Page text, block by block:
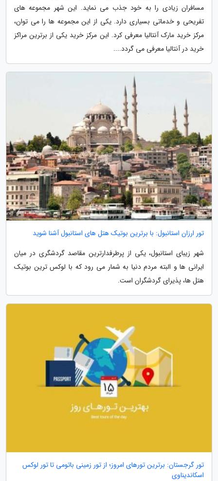
مسافران زیادی را به خود جذب می نماید. این شهر مجموعه های
تفریحی و خدماتی بسیاری دارد. یکی از این مجموعه ها را می توان،
مرکز خرید مارک آنتالیا معرفی کرد. این مرکز خرید یکی از برترین مراکز
خرید در آنتالیا معرفی می گردد....
تور ارزان استانبول: با برترین بوتیک هتل های استانبول آشنا شوید
شهر زیبای استانبول، یکی از پرطرفدارترین مقاصد گردشگری در میان
ایرانی ها و البته مردم دنیا به شمار می رود که با لوکس ترین بوتیک
هتل ها، پذیرای گردشگران است.
تور گرجستان: برترین تورهای امروز؛ از تور زمینی باتومی تا تور لوکس
اسکاندیناوی